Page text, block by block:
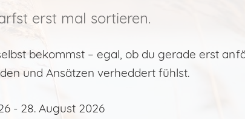
erst mal sortieren.
bekommst – egal, ob du gerade erst
und Ansätzen verheddert fühlst.
- 28. August 2026